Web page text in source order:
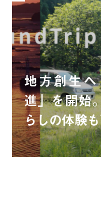
地方創生
進」を開始
らしの体験